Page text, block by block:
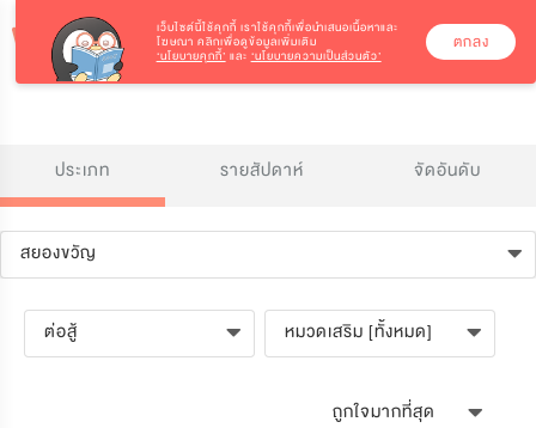
ประเภท รายสัปดาห์ จัดอันดับ
สยองขวัญ
ต่อสู้ หมวดเสริม [ทั้งหมด]
ถูกใจมากที่สุด
เว็บไซต์นี้ใช้คุกกี้ เราใช้คุกกี้เพื่อนำเสนอเนื้อหาและ
โฆษณา คลิกเพื่อดูข้อมูลเพิ่มเติม
‘นโยบายคุกกี้’ และ ‘นโยบายความเป็นส่วนตัว’
ตกลง